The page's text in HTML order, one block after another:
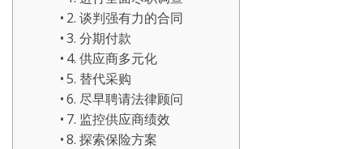
2. 谈判强有力的合同
3. 分期付款
4. 供应商多元化
5. 替代采购
6. 尽早聘请法律顾问
7. 监控供应商绩效
8. 探索保险方案